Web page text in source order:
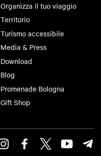
Organizza il tuo viaggio
Territorio
Turismo accessibile
Media & Press
Download
Blog
Promenade Bologna
Gift Shop